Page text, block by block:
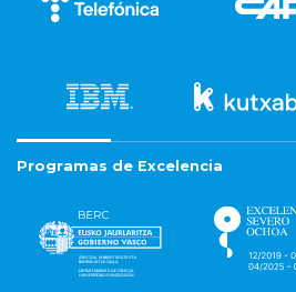
Programas de Excelencia